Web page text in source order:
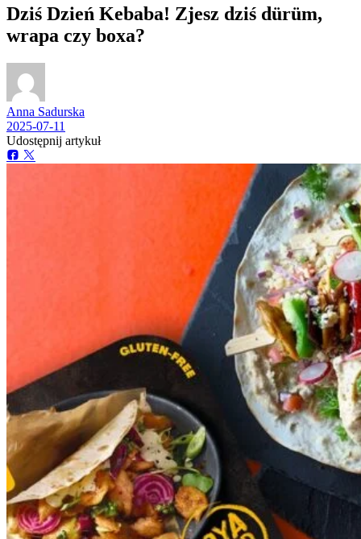
Dziś Dzień Kebaba! Zjesz dziś dürüm,
wrapa czy boxa?
Anna Sadurska
2025-07-11
Udostępnij artykuł